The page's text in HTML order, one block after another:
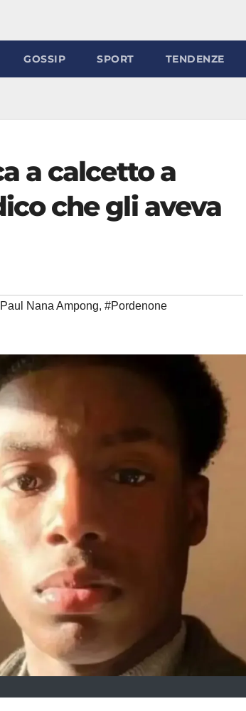
GOSSIP SPORT TENDENZE
a calcetto a
che gli aveva
Nana Ampong, #Pordenone